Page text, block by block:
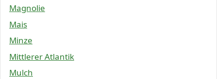
Magnolie
Mais
Minze
Mittlerer Atlantik
Mulch